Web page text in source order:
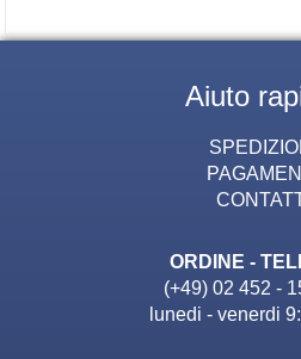
Aiuto
ORDINE -
(+49) 02 452 -
lunedi - venerdi